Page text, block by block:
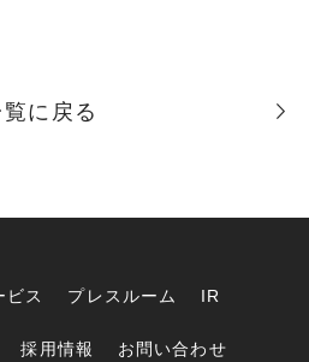
に戻る
ビス プレスルーム IR
採用情報 お問い合わせ